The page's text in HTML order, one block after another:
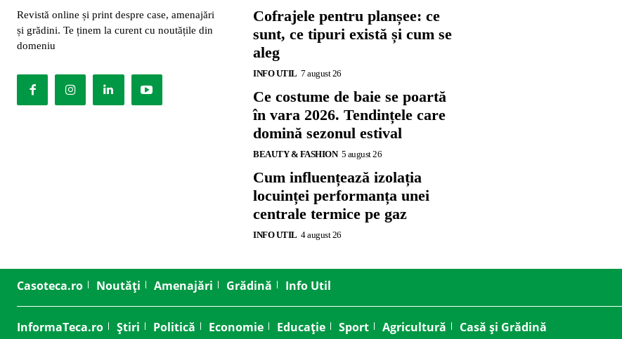
Revistă online și print despre case, amenajări
și grădini. Te ținem la curent cu noutățile din
domeniu
Cofrajele pentru planșee: ce
sunt, ce tipuri există și cum se
aleg
INFO UTIL 7 august 26
Ce costume de baie se poartă
în vara 2026. Tendințele care
domină sezonul estival
BEAUTY & FASHION 5 august 26
Cum influențează izolația
locuinței performanța unei
centrale termice pe gaz
INFO UTIL 4 august 26
Casoteca.ro Noutăți Amenajări Grădină Info Util
InformaTeca.ro Știri Politică Economie Educație Sport Agricultură Casă și Grădină